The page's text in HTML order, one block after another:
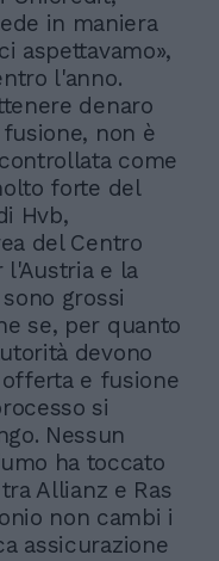
in maniera
aspettavamo»,
l'anno.
denaro
non è
come
forte del
Hvb,
del Centro
l'Austria e la
grossi
se, per quanto
devono
e fusione
si
Nessun
ha toccato
Allianz e Ras
non cambi i
assicurazione